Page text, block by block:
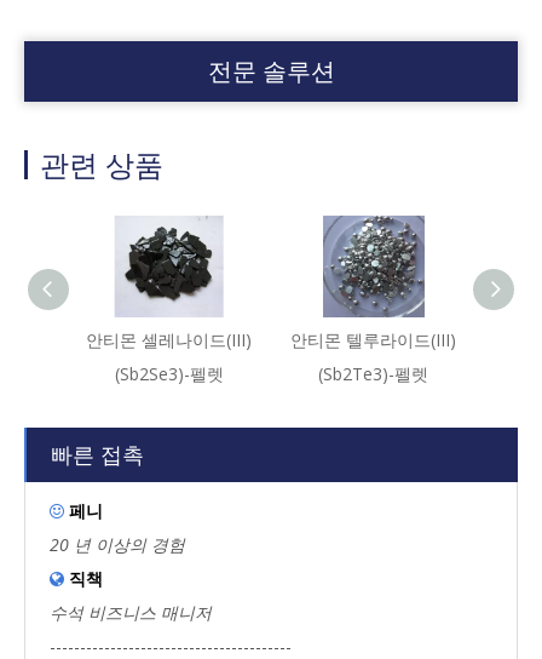
전문 솔루션
관련 상품
안티몬 셀레나이드(III)
(Sb2Se3)-펠렛
안티몬 텔루라이드(III)
(Sb2Te3)-펠렛
빠른 접촉
 페니
20 년 이상의 경험
 직책
수석 비즈니스 매니저
----------------------------------------